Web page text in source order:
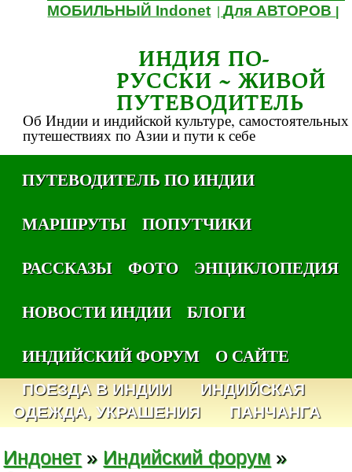
МОБИЛЬНЫЙ Indonet |Для АВТОРОВ
ИНДИЯ ПО-
РУССКИ ~ ЖИВОЙ
ПУТЕВОДИТЕЛЬ
Об Индии и индийской культуре, самостоятельных
путешествиях по Азии и пути к себе
ПУТЕВОДИТЕЛЬ ПО ИНДИИ
МАРШРУТЫ
ПОПУТЧИКИ
РАССКАЗЫ
ФОТО
ЭНЦИКЛОПЕДИЯ
НОВОСТИ ИНДИИ
БЛОГИ
ИНДИЙСКИЙ ФОРУМ
О САЙТЕ
ПОЕЗДА В ИНДИИ
ИНДИЙСКАЯ
ОДЕЖДА, УКРАШЕНИЯ
ПАНЧАНГА
Индонет» Индийский форум »